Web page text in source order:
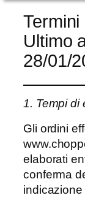
Ultimo
28/01/
1. Tempi di
Gli ordini
elaborati
conferma